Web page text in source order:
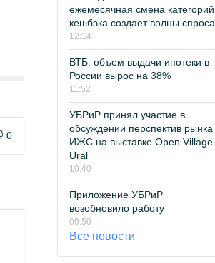
0
ежемесячная смена категорий
кешбэка создает волны спроса
12:14
ВТБ: объем выдачи ипотеки в
России вырос на 38%
11:52
УБРиР принял участие в
обсуждении перспектив рынка
ИЖС на выставке Open Village
Ural
10:40
Приложение УБРиР
возобновило работу
09:50
Все новости